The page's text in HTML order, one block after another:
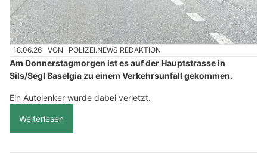
18.06.26 VON POLIZEI.NEWS REDAKTION
Am Donnerstagmorgen ist es auf der Hauptstrasse in
Sils/Segl Baselgia zu einem Verkehrsunfall gekommen.
Ein Autolenker wurde dabei verletzt.
Weiterlesen